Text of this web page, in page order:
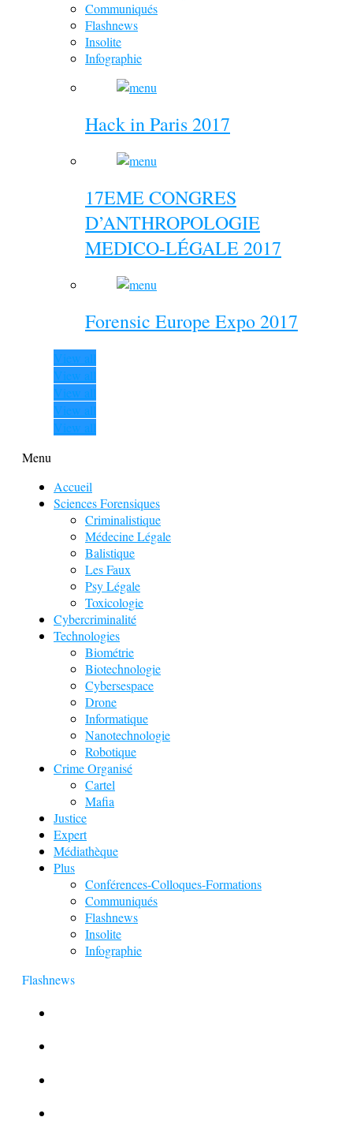
Communiqués
Flashnews
Insolite
Infographie
Hack in Paris 2017
17EME CONGRES
D’ANTHROPOLOGIE
MEDICO-LÉGALE 2017
Forensic Europe Expo 2017
View all
View all
View all
View all
View all
Menu
Accueil
Sciences Forensiques
Criminalistique
Médecine Légale
Balistique
Les Faux
Psy Légale
Toxicologie
Cybercriminalité
Technologies
Biométrie
Biotechnologie
Cybersespace
Drone
Informatique
Nanotechnologie
Robotique
Crime Organisé
Cartel
Mafia
Justice
Expert
Médiathèque
Plus
Conférences-Colloques-Formations
Communiqués
Flashnews
Insolite
Infographie
Flashnews